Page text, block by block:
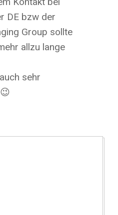
DE bzw der
Group sollte
allzu lange
sehr